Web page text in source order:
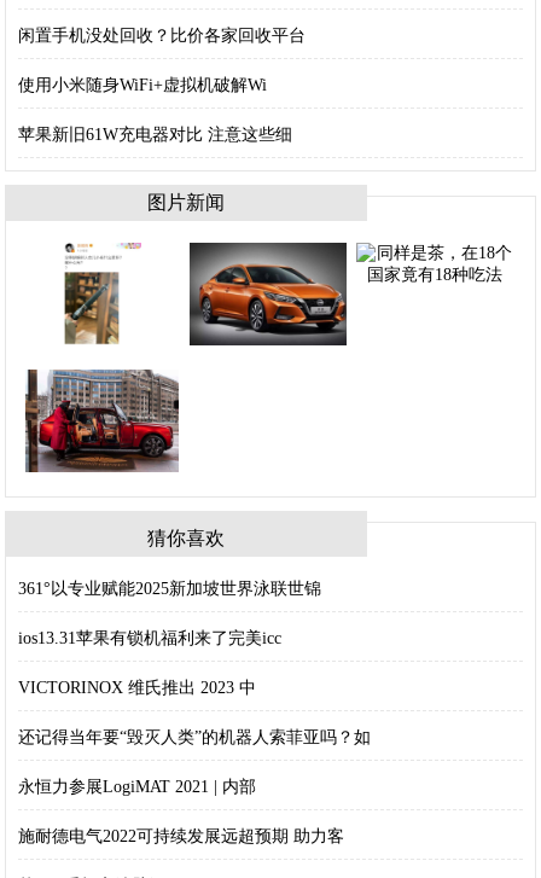
闲置手机没处回收？比价各家回收平台
使用小米随身WiFi+虚拟机破解Wi
苹果新旧61W充电器对比 注意这些细
图片新闻
猜你喜欢
361°以专业赋能2025新加坡世界泳联世锦
ios13.31苹果有锁机福利来了完美icc
VICTORINOX 维氏推出 2023 中
还记得当年要“毁灭人类”的机器人索菲亚吗？如
永恒力参展LogiMAT 2021 | 内部
施耐德电气2022可持续发展远超预期 助力客